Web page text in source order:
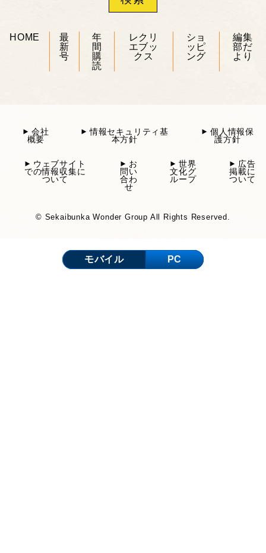
HOME
最
新
号
年
間
購
読
レクリ
エブッ
クス
ショ
ッピ
ング
編集
部だ
より
会社
概要
情報セキュリティ基
本方針
個人情報保
護方針
ウェブサイト
での情報収集に
ついて
お
問い
合わ
せ
世界
文化グ
ループ
広告
掲載に
ついて
© Sekaibunka Wonder Group All Rights Reserved.
モバイル PC